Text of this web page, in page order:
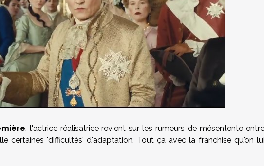
, l'actrice réalisatrice revient sur les rumeurs de mésentente entre
certaines 'difficultés' d'adaptation. Tout ça avec la franchise qu'on lui